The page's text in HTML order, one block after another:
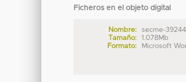
Ficheros en el objeto digital
Nombre:
secme-
Tamaño:
1.078Mb
Formato:
Microsoft